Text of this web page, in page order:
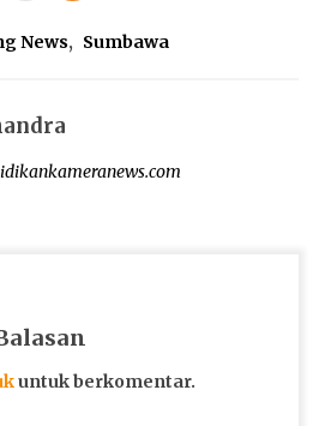
News, Sumbawa
untuk berkomentar.